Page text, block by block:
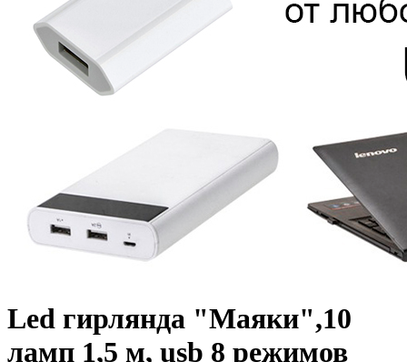
Led гирлянда "Маяки",10
ламп 1,5 м, usb 8 режимов